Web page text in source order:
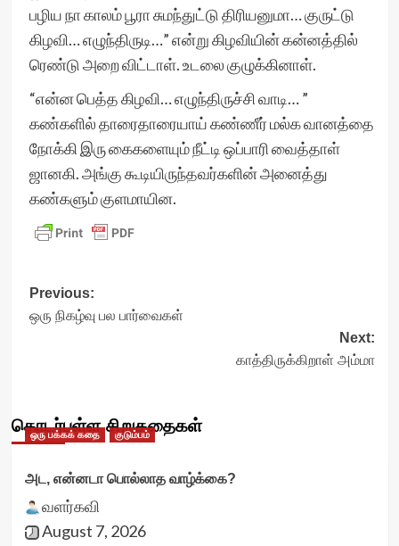
பழிய நா காலம் பூரா சுமந்துட்டு திரியனுமா… குருட்டு
கிழவி… எழுந்திருடி…” என்று கிழவியின் கன்னத்தில்
ரெண்டு அறை விட்டாள். உடலை குழுக்கினாள்.
“என்ன பெத்த கிழவி… எழுந்திருச்சி வாடி… ”
கண்களில் தாரைதாரையாய் கண்ணீர் மல்க வானத்தை
நோக்கி இரு கைகளையும் நீட்டி ஒப்பாரி வைத்தாள்
ஜானகி. அங்கு கூடியிருந்தவர்களின் அனைத்து
கண்களும் குளமாயின.
Post
navigation
Previous:
ஒரு நிகழ்வு பல பார்வைகள்
Next:
காத்திருக்கிறாள் அம்மா
தொடர்புள்ள சிறுகதைகள்
ஒரு பக்கக் கதை குடும்பம்
அட, என்னடா பொல்லாத வாழ்க்கை?
வளர்கவி
August 7, 2026